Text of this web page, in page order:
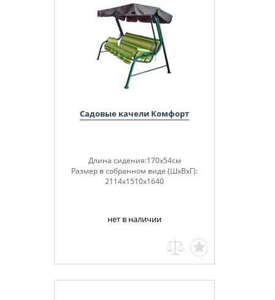
Садовые качели Комфорт
Длина сидения:170х54см
Размер в собранном виде (ШхВхГ):
2114х1510х1640
нет в наличии